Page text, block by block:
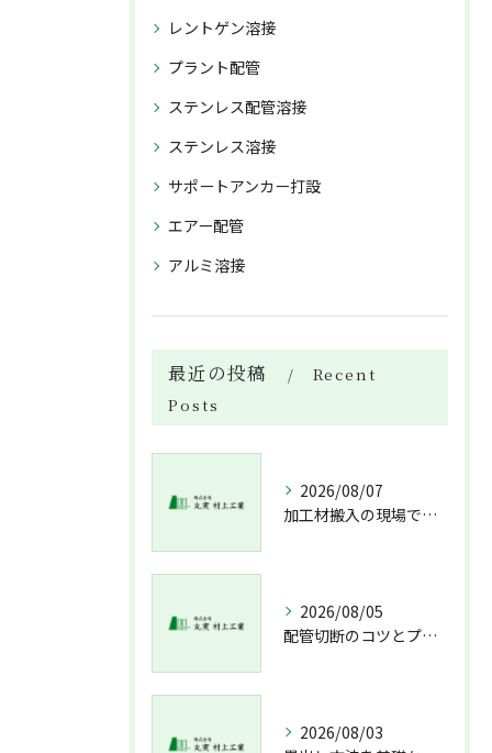
レントゲン溶接
プラント配管
ステンレス配管溶接
ステンレス溶接
サポートアンカー打設
エアー配管
アルミ溶接
最近の投稿
Recent
Posts
2026/08/07
加工材搬入の現場で押さえておきたい流れと架台設置配管敷設までの実務解説
2026/08/05
配管切断のコツとプロが教える失敗しない工具選び
2026/08/03